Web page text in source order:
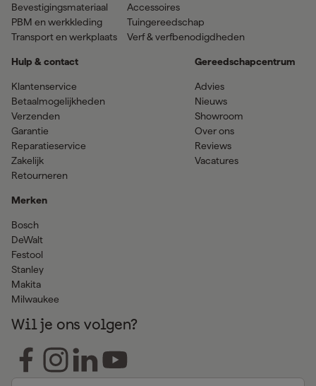
Bevestigingsmateriaal
PBM en werkkleding
Transport en werkplaats
Accessoires
Tuingereedschap
Verf & verfbenodigdheden
Hulp & contact
Klantenservice
Betaalmogelijkheden
Verzenden
Garantie
Reparatieservice
Zakelijk
Retourneren
Merken
Bosch
DeWalt
Festool
Stanley
Makita
Milwaukee
Gereedschapcentrum
Advies
Nieuws
Showroom
Over ons
Reviews
Vacatures
Wil je ons volgen?